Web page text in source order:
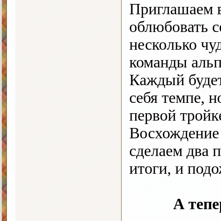
Приглашаем
облюбовать
несколько
команды
Каждый
себя темпе,
первой
сделаем два
итоги, и
А